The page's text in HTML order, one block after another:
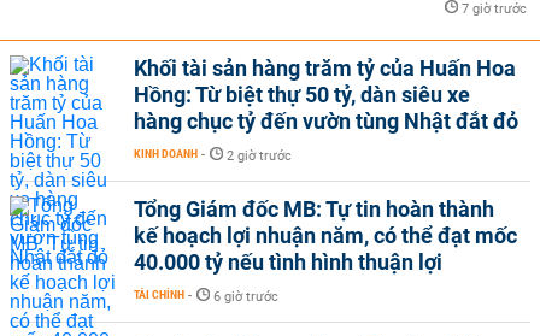
7 giờ trước
Khối tài sản hàng trăm tỷ của Huấn Hoa
Hồng: Từ biệt thự 50 tỷ, dàn siêu xe
hàng chục tỷ đến vườn tùng Nhật đắt đỏ
KINH DOANH - 2 giờ trước
Tổng Giám đốc MB: Tự tin hoàn thành
kế hoạch lợi nhuận năm, có thể đạt mốc
40.000 tỷ nếu tình hình thuận lợi
TÀI CHÍNH - 6 giờ trước